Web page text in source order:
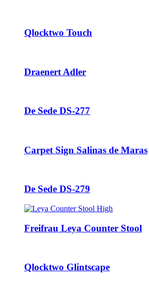
Qlocktwo Touch
Draenert Adler
De Sede DS-277
Carpet Sign Salinas de Maras
De Sede DS-279
Freifrau Leya Counter Stool
Qlocktwo Glintscape